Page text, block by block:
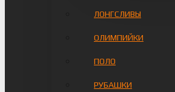
ЛОНГСЛИВЫ
ОЛИМПИЙКИ
ПОЛО
РУБАШКИ